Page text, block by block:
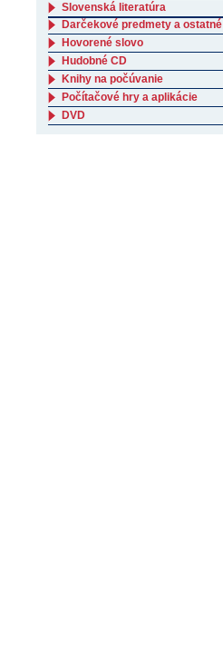
Slovenská literatúra
Darčekové predmety a ostatné
Hovorené slovo
Hudobné CD
Knihy na počúvanie
Počítačové hry a aplikácie
DVD